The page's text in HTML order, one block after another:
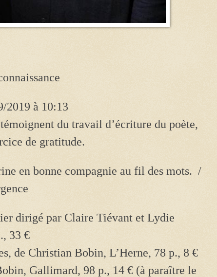
2019 à 10:13
du travail d’écriture du poète,
de gratitude.
en bonne compagnie au fil des mots. /
dirigé par Claire Tiévant et Lydie
33 €
de Christian Bobin, L’Herne, 78 p., 8 €
Gallimard, 98 p., 14 € (à paraître le